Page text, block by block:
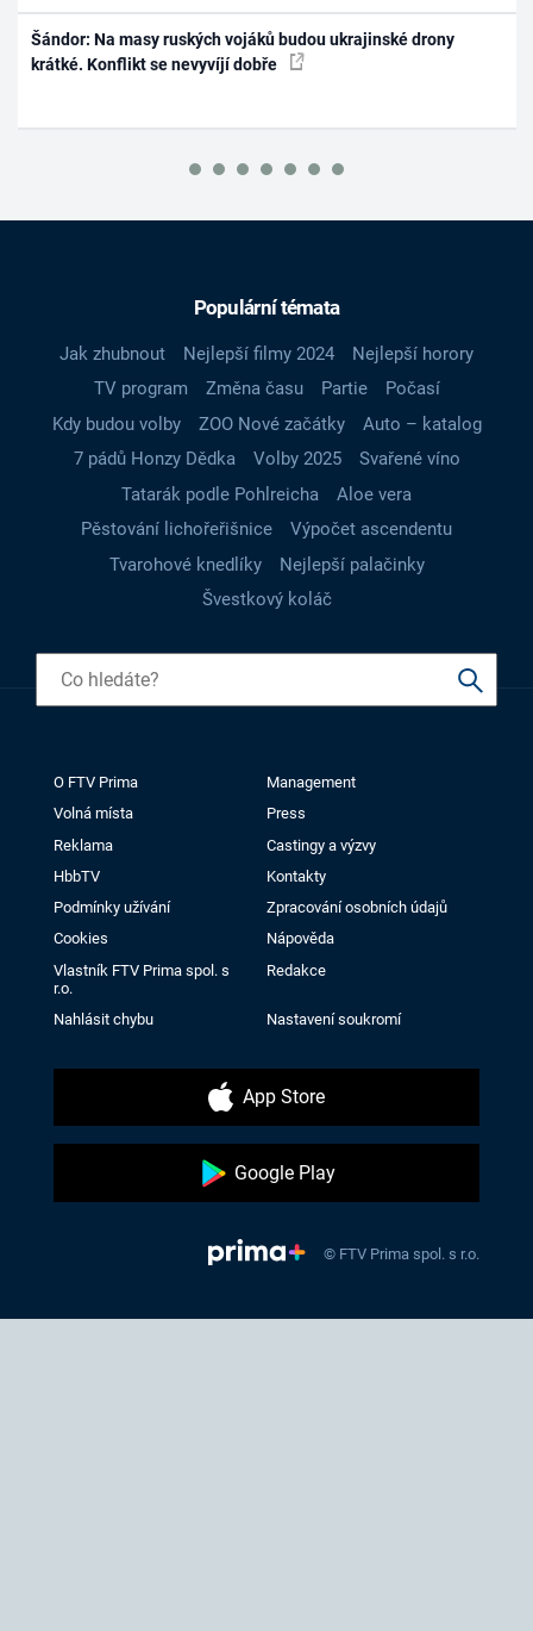
Šándor: Na masy ruských vojáků budou ukrajinské drony
krátké. Konflikt se nevyvíjí dobře
Populární témata
Jak zhubnout Nejlepší filmy 2024
Nejlepší horory
TV program
Změna času Partie
Počasí
Kdy budou volby
ZOO Nové začátky
Auto – katalog
7 pádů Honzy Dědka
Volby 2025
Svařené víno
Tatarák podle Pohlreicha
Aloe vera
Pěstování lichořeřišnice
Výpočet ascendentu
Tvarohové knedlíky
Nejlepší palačinky
Švestkový koláč
O FTV Prima
Management
Volná místa
Press
Reklama
Castingy a výzvy
HbbTV
Kontakty
Podmínky užívání
Zpracování osobních údajů
Cookies
Nápověda
Vlastník FTV Prima spol. s
r.o.
Redakce
Nahlásit chybu Nastavení soukromí
App Store
Google Play
© FTV Prima spol. s r.o.